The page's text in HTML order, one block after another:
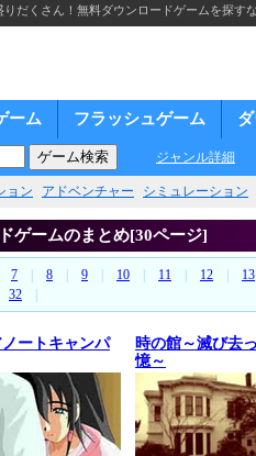
だくさん！無料ダウンロードゲームを探す
ーム フラッシュゲーム
ジャンル詳細
ョン アドベンチャー シミュレーション
ゲームのまとめ[30ページ]
7 8 9 10 11 12 13
32
ートキャンパ
時の館～滅び去
憶～